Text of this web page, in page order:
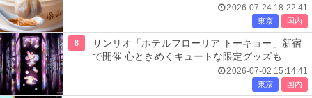
2026-07-24 18:22:41
東京 国内
8
サンリオ「ホテルフローリア トーキョー」新宿
で開催 心ときめくキュートな限定グッズも
2026-07-02 15:14:41
東京 国内